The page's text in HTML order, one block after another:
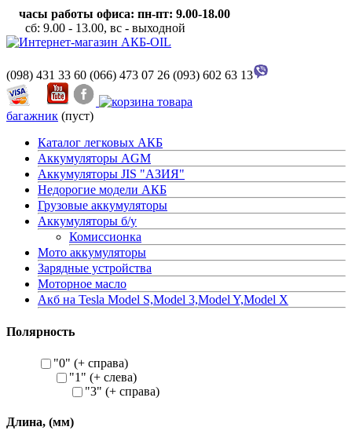
часы работы офиса: пн-пт: 9.00-18.00
сб: 9.00 - 13.00, вс - выходной
(098) 431 33 60 (066) 473 07 26 (093) 602 63 13
багажник (пуст)
Каталог легковых АКБ
Аккумуляторы AGM
Аккумуляторы JIS "АЗИЯ"
Недорогие модели АКБ
Грузовые аккумуляторы
Аккумуляторы б/у
Комиссионка
Мото аккумуляторы
Зарядные устройства
Моторное масло
Акб на Tesla Model S,Model 3,Model Y,Model X
Полярность
"0" (+ справа)
"1" (+ слева)
"3" (+ справа)
Длина, (мм)